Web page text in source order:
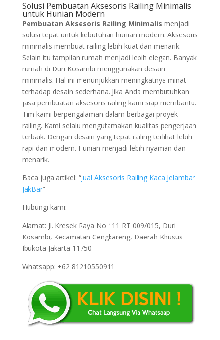
Solusi Pembuatan Aksesoris Railing Minimalis
untuk Hunian Modern
Pembuatan Aksesoris Railing Minimalis menjadi
solusi tepat untuk kebutuhan hunian modern. Aksesoris
minimalis membuat railing lebih kuat dan menarik.
Selain itu tampilan rumah menjadi lebih elegan. Banyak
rumah di Duri Kosambi menggunakan desain
minimalis. Hal ini menunjukkan meningkatnya minat
terhadap desain sederhana. Jika Anda membutuhkan
jasa pembuatan aksesoris railing kami siap membantu.
Tim kami berpengalaman dalam berbagai proyek
railing. Kami selalu mengutamakan kualitas pengerjaan
terbaik. Dengan desain yang tepat railing terlihat lebih
rapi dan modern. Hunian menjadi lebih nyaman dan
menarik.
Baca juga artikel: “Jual Aksesoris Railing Kaca Jelambar
JakBar”
Hubungi kami:
Alamat: Jl. Kresek Raya No 111 RT 009/015, Duri
Kosambi, Kecamatan Cengkareng, Daerah Khusus
Ibukota Jakarta 11750
Whatsapp: +62 81210550911